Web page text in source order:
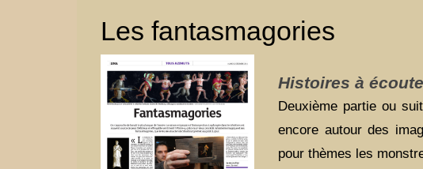
Les fantasmagories
Histoires à
Deuxième partie ou
encore autour des
pour thèmes les